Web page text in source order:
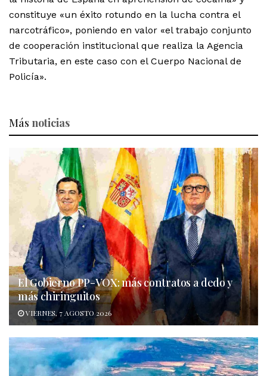
constituye «un éxito rotundo en la lucha contra el
narcotráfico», poniendo en valor «el trabajo conjunto
de cooperación institucional que realiza la Agencia
Tributaria, en este caso con el Cuerpo Nacional de
Policía».
Más noticias
El Gobierno PP-VOX: más contratos a dedo y
más chiringuitos
VIERNES, 7 AGOSTO 2026